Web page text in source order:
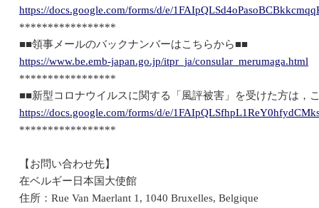
https://docs.google.com/forms/d/e/
*****************
■■領事メールのバックナンバーはこちらから■■
https://www.be.emb-japan.go.jp/itpr_ja/consular_merumaga.html
*****************
■■新型コロナウイルスに関する「風評被害」を受けた方は，
https://docs.google.com/forms/d/e/
*****************
【お問い合わせ先】
在ベルギー日本国大使館
住所：Rue Van Maerlant 1, 1040 Bruxelles, Belgique